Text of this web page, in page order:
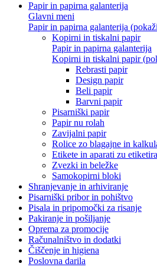
Papir in papirna galanterija
Glavni meni
Papir in papirna galanterija
Kopirni in tiskalni papir
Papir in papirna galanterija
Kopirni in tiskalni papir
Rebrasti papir
Design papir
Beli papir
Barvni papir
Pisarniški papir
Papir nu rolah
Zavijalni papir
Rolice zo blagajne in
Etikete in aparati zu
Zvezki in beležke
Samokopirni bloki
Shranjevanje in arhiviranje
Pisarniški pribor in pohištvo
Pisala in pripomočki za risanje
Pakiranje in pošiljanje
Oprema za promocije
Računalništvo in dodatki
Čiščenje in higiena
Poslovna darila